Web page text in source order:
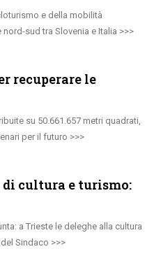
e della mobilità
sud tra Slovenia e Italia
recuperare le
su 50.661.657 metri quadrati,
per il futuro
di cultura e turismo:
a Trieste le deleghe alla cultura
Sindaco